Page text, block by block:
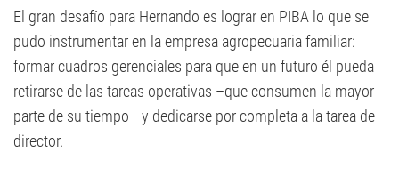
El gran desafío para Hernando es lograr en PIBA lo que se
pudo instrumentar en la empresa agropecuaria familiar:
formar cuadros gerenciales para que en un futuro él pueda
retirarse de las tareas operativas –que consumen la mayor
parte de su tiempo– y dedicarse por completa a la tarea de
director.